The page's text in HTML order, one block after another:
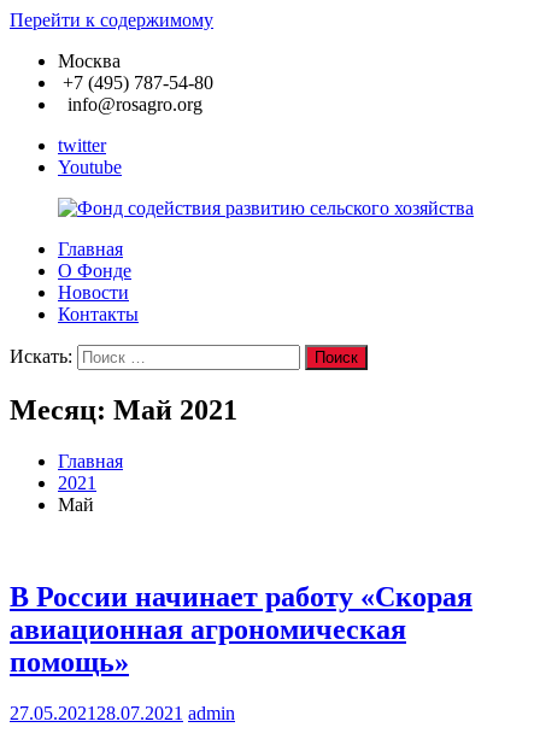
Перейти к содержимому
Москва
+7 (495) 787-54-80
info@rosagro.org
twitter
Youtube
Фонд
содействия
развитию
хозяйства
Главная
О Фонде
Новости
Контакты
Искать: Поиск
Месяц: Май 2021
Главная
2021
Май
В России начинает работу «Скорая
авиационная агрономическая
помощь»
27.05.2021 28.07.2021 admin